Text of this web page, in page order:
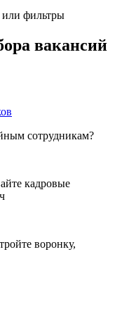
или фильтры
вакансий
сотрудникам?
кадровые
воронку,